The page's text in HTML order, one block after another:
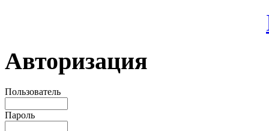
Авторизация
Пользователь
Пароль